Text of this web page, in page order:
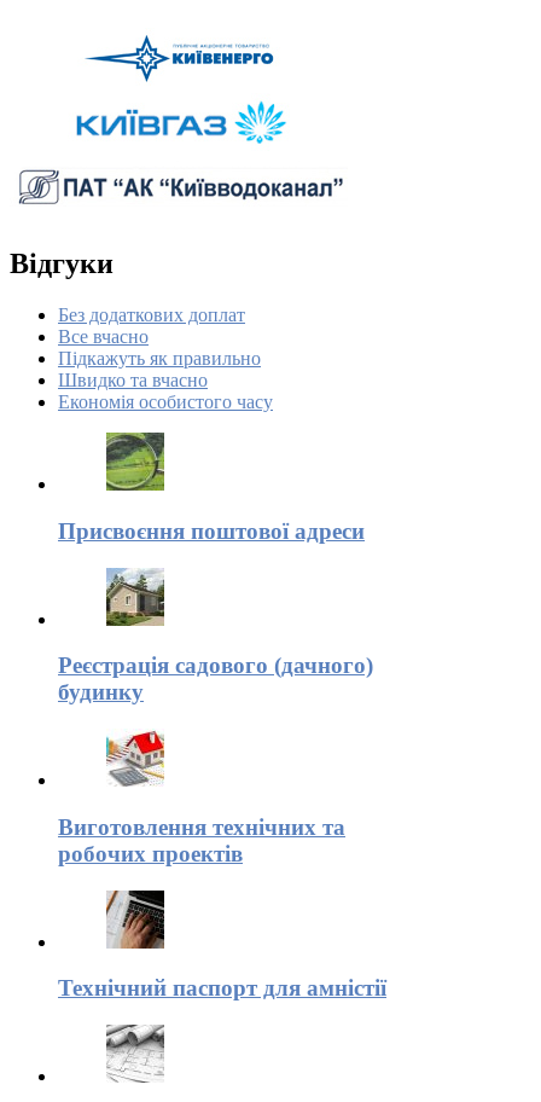
Відгуки
Без додаткових доплат
Все вчасно
Підкажуть як правильно
Швидко та вчасно
Економія особистого часу
Присвоєння поштової адреси
Реєстрація садового (дачного)
будинку
Виготовлення технічних та
робочих проектів
Технічний паспорт для амністії